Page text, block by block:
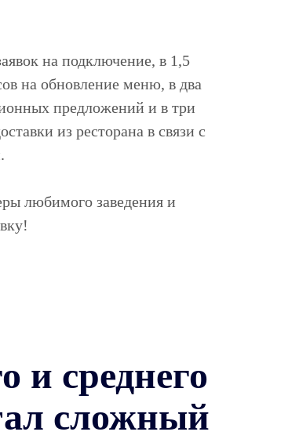
на подключение, в 1,5
на обновление меню, в два
предложений и в три
из ресторана в связи с
любимого заведения и
и среднего
сложный